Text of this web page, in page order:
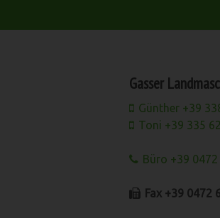
Gasser
Günther +39
Toni +39 335
Büro +39 0472
Fax +39 0472